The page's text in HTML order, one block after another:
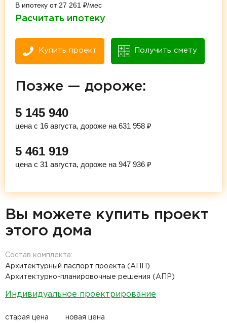
В ипотеку от 27 261 ₽/мес
Расчитать ипотеку
Купить проект Получить смету
Позже — дороже:
5 145 940
цена с 16 августа, дороже на 631 958 ₽
5 461 919
цена с 31 августа, дороже на 947 936 ₽
Вы можете купить проект
этого дома
Состав комплекта:
Архитектурный паспорт проекта (АПП)
Архитектурно-планировочные решения (АПР)
Индивидуальное проектрирование
старая цена новая цена